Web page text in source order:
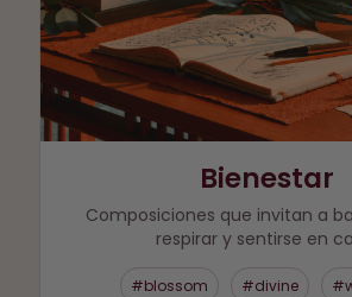
Bienestar
Composiciones que invitan a
respirar y sentirse en
#blossom #divine